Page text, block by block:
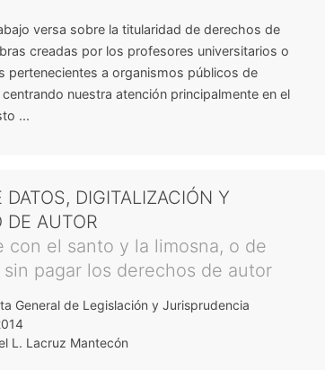
versa sobre la titularidad de derechos de
creadas por los profesores universitarios o
pertenecientes a organismos públicos de
nuestra atención principalmente en el
...
DATOS, DIGITALIZACIÓN Y
DE AUTOR
con el santo y la limosna, o de
pagar los derechos de autor
General de Legislación y Jurisprudencia
L. Lacruz Mantecón